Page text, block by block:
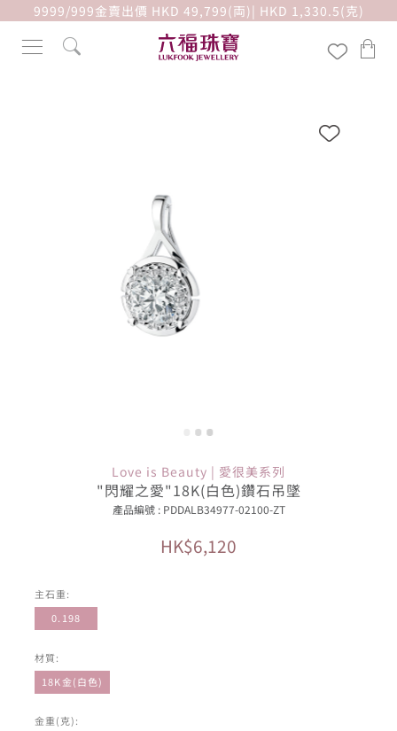
9999/999金賣出價 HKD 49,799(両)| HKD 1,330.5(克)
Love is Beauty | 愛很美系列
"閃耀之愛"18K(白色)鑽石吊墜
產品編號 : PDDALB34977-02100-ZT
HK$6,120
主石重:
0.198
材質:
18K金(白色)
金重(克):